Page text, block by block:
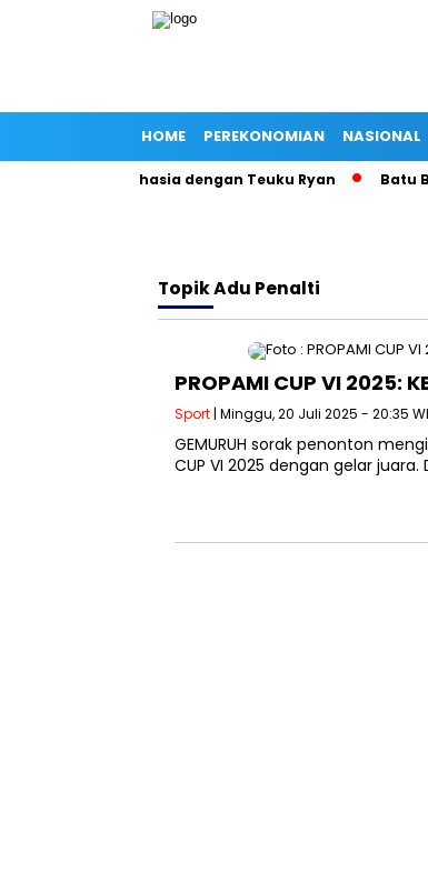
HOME PEREKONOMIAN NASIONAL
Isu Cinta Rahasia dengan Teuku Ryan Batu
TopikAdu Penalti
PROPAMI CUP VI
Sport | Minggu, 20 Juli 2025 - 20:35
GEMURUH sorak penonton
CUP VI 2025 dengan gelar